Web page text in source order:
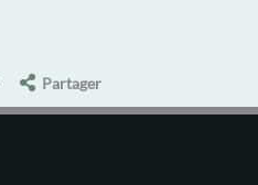
Partager